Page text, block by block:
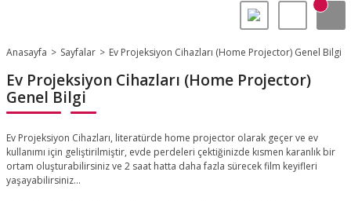
Anasayfa Sayfalar Ev Projeksiyon Cihazları (Home Projector) Genel Bilgi
Ev Projeksiyon Cihazları (Home Projector)
Genel Bilgi
Ev Projeksiyon Cihazları, literatürde home projector olarak geçer ve ev
kullanımı için geliştirilmiştir, evde perdeleri çektiğinizde kısmen karanlık bir
ortam oluşturabilirsiniz ve 2 saat hatta daha fazla sürecek film keyifleri
yaşayabilirsiniz...